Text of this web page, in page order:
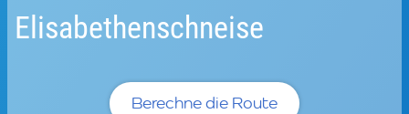
Elisabethenschneise
Berechne die Route